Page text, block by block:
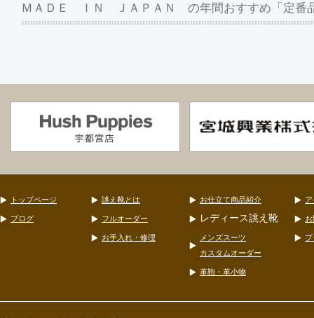
ＭＡＤＥ ＩＮ ＪＡＰＡＮ の年間おすすめ「定番
トップページ
ブログ
誂え靴とは
フルオーダー
お手入れ・修理
お仕立て商品紹介
レディース誂え靴
メンズスーツ
カスタムオーダー
革鞄・革小物